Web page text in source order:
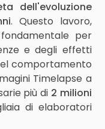
dell'evoluzione
. Questo lavoro,
per
e degli effetti
comportamento
Timelapse a
più di 2 milioni
di elaboratori